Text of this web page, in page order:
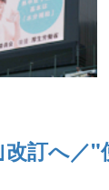
改訂へ／